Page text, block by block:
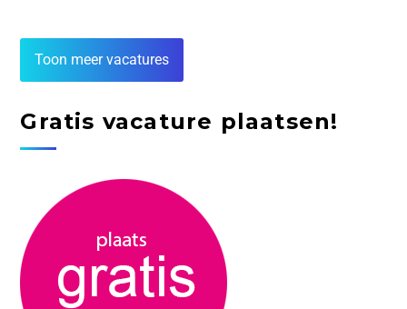
Toon meer vacatures
Gratis vacature plaatsen!